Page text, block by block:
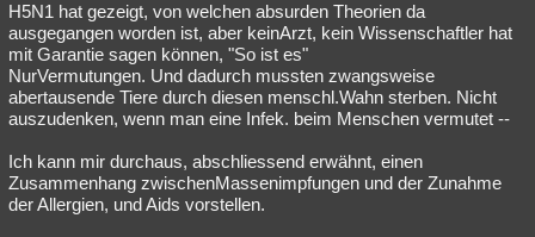
H5N1 hat gezeigt, von welchen absurden Theorien da
ausgegangen worden ist, aber keinArzt, kein Wissenschaftler hat
mit Garantie sagen können, "So ist es"
NurVermutungen. Und dadurch mussten zwangsweise
abertausende Tiere durch diesen menschl.Wahn sterben. Nicht
auszudenken, wenn man eine Infek. beim Menschen vermutet --
Ich kann mir durchaus, abschliessend erwähnt, einen
Zusammenhang zwischenMassenimpfungen und der Zunahme
der Allergien, und Aids vorstellen.